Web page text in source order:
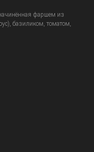
фаршем из
базиликом, томатом,